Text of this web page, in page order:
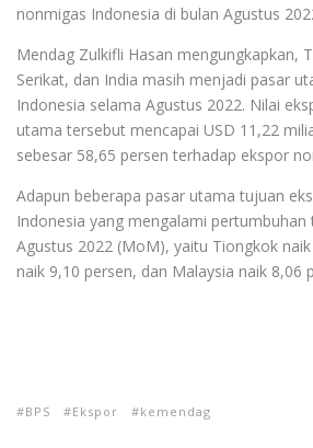
nonmigas Indonesia di bulan Agustus
Mendag Zulkifli Hasan mengungkapkan,
Serikat, dan India masih menjadi pasar
Indonesia selama Agustus 2022. Nilai
utama tersebut mencapai USD 11,22
sebesar 58,65 persen terhadap ekspor
Adapun beberapa pasar utama tujuan
Indonesia yang mengalami pertumbuhan
Agustus 2022 (MoM), yaitu Tiongkok
naik 9,10 persen, dan Malaysia naik 8,06
BPS Ekspor kemendag